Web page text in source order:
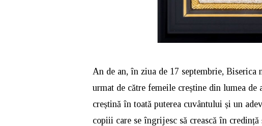
An de an, în ziua de 17 septembrie, Biserica
urmat de către femeile creștine din lumea de
creștină în toată puterea cuvântului și un
copiii care se îngrijesc să crească în